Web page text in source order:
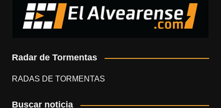
Radar de Tormentas
RADAS DE TORMENTAS
Buscar noticia